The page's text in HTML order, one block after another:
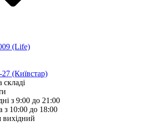
(Life)
(Київстар)
складі
з 9:00 до 21:00
з 10:00 до 18:00
вихідний